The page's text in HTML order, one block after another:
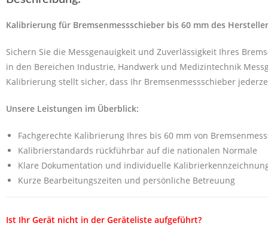
Kalibrierung für Bremsenmessschieber bis 60 mm des
Sichern Sie die Messgenauigkeit und Zuverlässigkeit Ihres
in den Bereichen Industrie, Handwerk und Medizintechnik
Kalibrierung stellt sicher, dass Ihr Bremsenmessschieber
Unsere Leistungen im Überblick:
Fachgerechte Kalibrierung Ihres bis 60 mm von
Kalibrierstandards rückführbar auf die nationalen Normale
Klare Dokumentation und individuelle
Kurze Bearbeitungszeiten und persönliche Betreuung
Ist Ihr Gerät nicht in der Geräteliste aufgeführt?